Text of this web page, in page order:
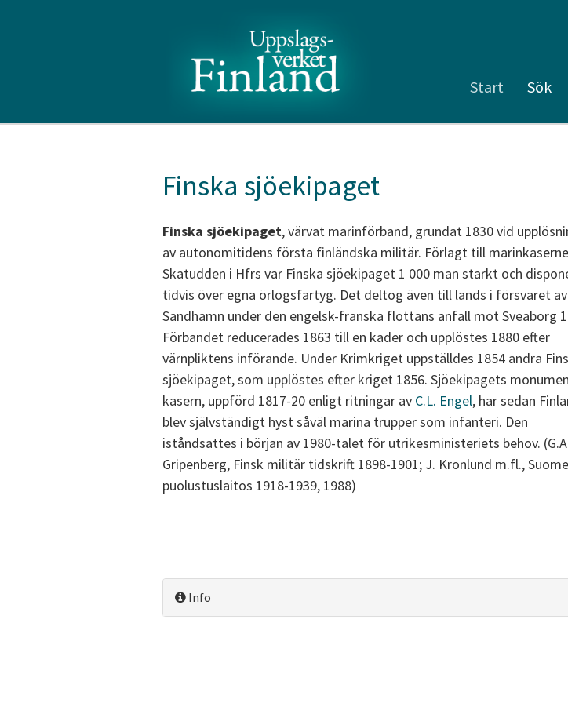
Start Sök
Finska sjöekipaget
Finska sjöekipaget, värvat marinförband, grundat 1830 vid
av autonomitidens första finländska militär. Förlagt till
Skatudden i Hfrs var Finska sjöekipaget 1 000 man starkt och
tidvis över egna örlogsfartyg. Det deltog även till lands i försvaret av
Sandhamn under den engelsk-franska flottans anfall mot Sveaborg
Förbandet reducerades 1863 till en kader och upplöstes 1880 efter
värnpliktens införande. Under Krimkriget uppställdes 1854 andra
sjöekipaget, som upplöstes efter kriget 1856. Sjöekipagets
kasern, uppförd 1817-20 enligt ritningar av C.L. Engel, har sedan
blev självständigt hyst såväl marina trupper som infanteri. Den
iståndsattes i början av 1980-talet för utrikesministeriets behov.
Gripenberg, Finsk militär tidskrift 1898-1901; J. Kronlund m.fl.,
puolustuslaitos 1918-1939, 1988)
Info